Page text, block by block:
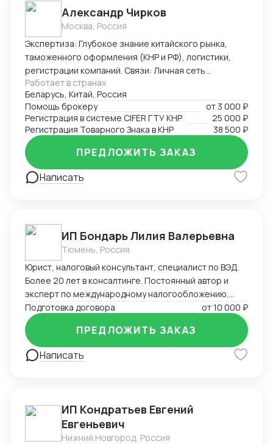
Александр Чирков
Москва, Россия
Экспертиза: Глубокое знание китайского рынка,
таможенного оформления (КНР и РФ), логистики,
регистрации компаний. Связи: Личная сеть
контактов в китайских таможенных органах, банках,
правительственных структурах (Харбин, Хэйхэ,
Хэйлунцзян, Ченду, Хайнань), среди крупных
корпораций (PetroChina, Sinopec, Haier и другие).
Достижения: Первым легализовал ввоз иван-чая и
меда с чагой в Китай, регистрировал сложную
продукцию в CIFER, организовывал поставки
охраняемых видов рыб и ее икры, поднимал обороты
инвесторами в международных кооперациях в
Работает в странах
Беларусь, Китай, Россия
Помощь брокеру
от 3 000 ₽
Регистрация в системе CIFER ГТУ КНР
25 000 ₽
Регистрация Товарного Знака в КНР
38 500 ₽
Написать
ПРЕДЛОЖИТЬ ЗАКАЗ
ИП Бондарь Лилия Валерьевна
Тюмень, Россия
Юрист, налоговый консультант, специалист по ВЭД.
Более 20 лет в консалтинге. Постоянный автор и
эксперт по международному налогообложению,
применению СОИДН, MLI. Подготовка правовых
заключений по налогообложению в РФ и
иностранных юрисдикциях. Структурирование
сделок. Анализ условий договоров, представление
интересов клиента в судах, налоговых органах,
Подготовка договора от10 000 ₽
Написать
ПРЕДЛОЖИТЬ ЗАКАЗ
ИП Кондратьев Евгений
Евгеньевич
Нижний Новгород, Россия